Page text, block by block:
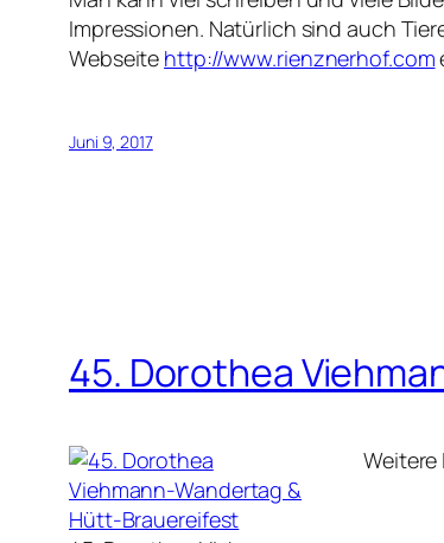
Impressionen. Natürlich sind auch
Webseite http://www.rienznerhof.com
Juni 9, 2017
45. Dorothea